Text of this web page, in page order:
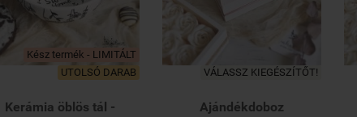
Kész termék - LIMITÁLT
UTOLSÓ DARAB
Kerámia öblös tál -
VÁLASSZ KIEGÉSZÍTŐT!
Ajándékdoboz